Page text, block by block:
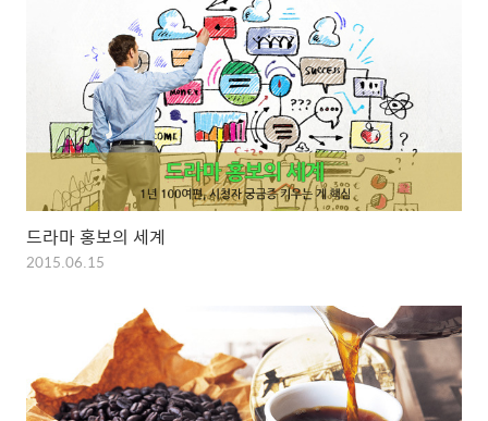
드라마 홍보의 세계
2015.06.15